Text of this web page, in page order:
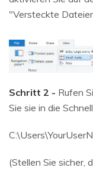
"Versteckte
Schritt 2 - Rufen
Sie sie in die
(Stellen Sie sicher,